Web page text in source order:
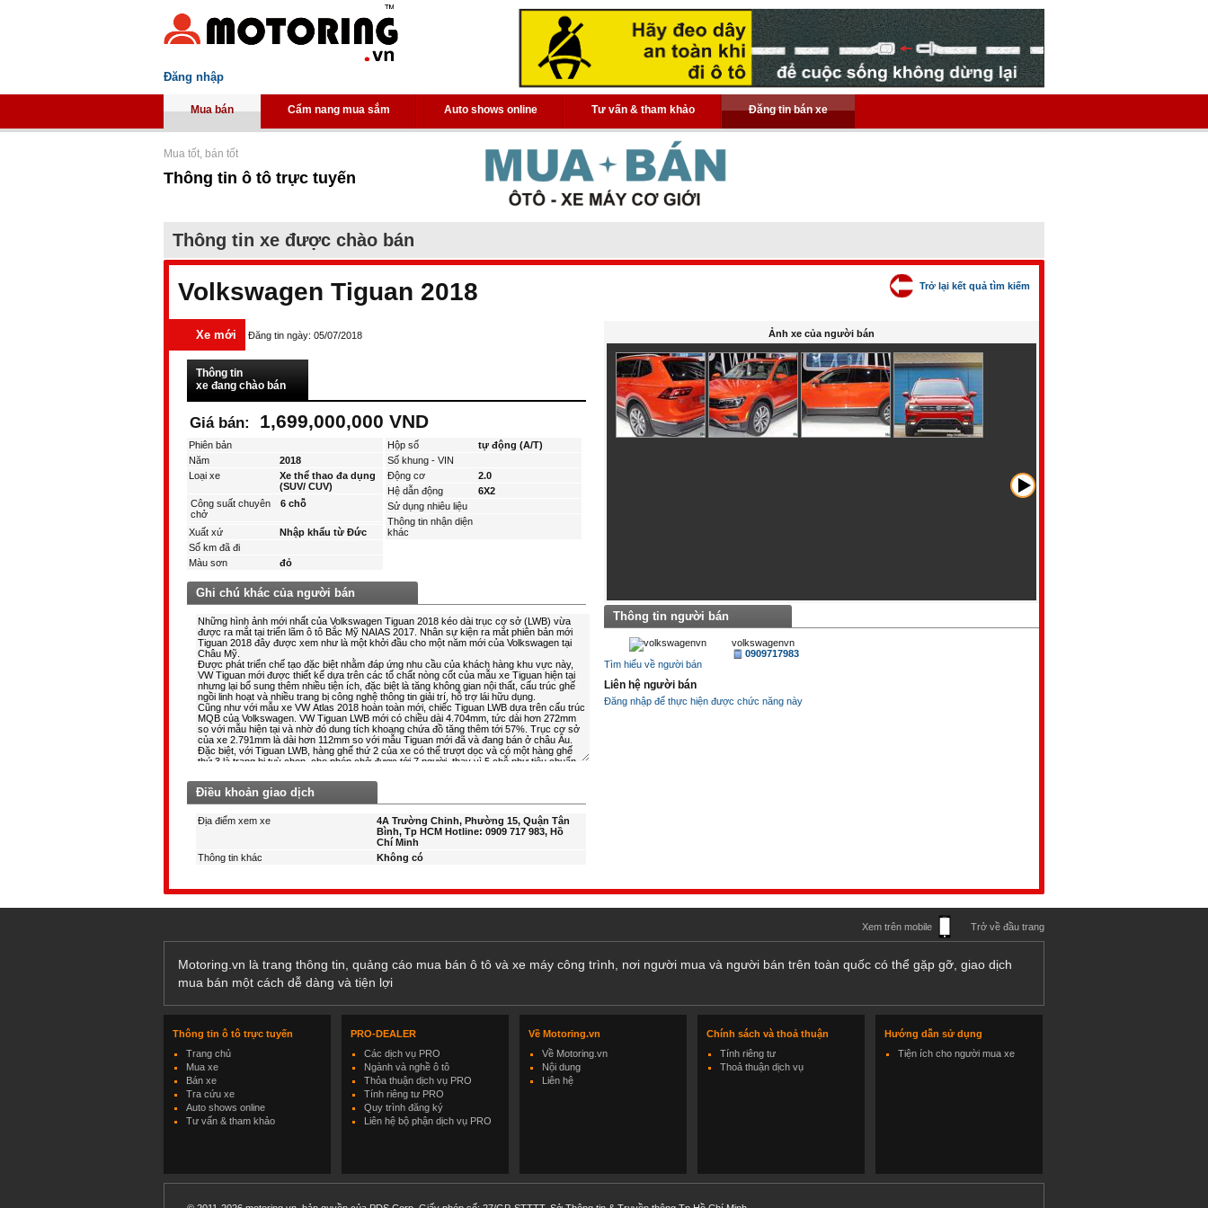
Đăng nhập
Mua bán Cẩm nang mua sắm Auto shows online Tư vấn & tham khảo Đăng tin bán xe
Mua tốt, bán tốt
Thông tin ô tô trực tuyến
Thông tin xe được chào bán
Volkswagen Tiguan 2018
Xe mới Đăng tin ngày: 05/07/2018
Thông tin
xe đang chào bán
Giá bán: 1,699,000,000 VND
Phiên bản
Năm
2018
Loại xe
Xe thể thao đa dụng
(SUV/ CUV)
Công suất chuyên
chở
6 chỗ
Xuất xứ
Nhập khẩu từ Đức
Số km đã đi
Màu sơn
đỏ
Hộp số
tự động (A/T)
Số khung - VIN
Động cơ
2.0
Hệ dẫn động
6X2
Sử dụng nhiêu liệu
Thông tin nhận diện
khác
Ghi chú khác của người bán
Điều khoản giao dịch
Địa điểm xem xe
4A Trường Chinh, Phường 15, Quận Tân
Bình, Tp HCM Hotline: 0909 717 983, Hồ
Chí Minh
Thông tin khác
Không có
Trở lại kết quả tìm kiếm
Ảnh xe của người bán
Thông tin người bán
volkswagenvn
0909717983
Tìm hiểu về người bán
Liên hệ người bán
Đăng nhập để thực hiện được chức năng này
Xem trên mobile Trở về đầu trang
Motoring.vn là trang thông tin, quảng cáo mua bán ô tô và xe máy công trình, nơi người mua và người bán trên toàn quốc có thể gặp gỡ, giao dịch
mua bán một cách dễ dàng và tiện lợi
Thông tin ô tô trực tuyến
Trang chủ
Mua xe
Bán xe
Tra cứu xe
Auto shows online
Tư vấn & tham khảo
PRO-DEALER
Các dịch vụ PRO
Ngành và nghề ô tô
Thỏa thuận dịch vụ PRO
Tính riêng tư PRO
Quy trình đăng ký
Liên hệ bộ phận dịch vụ PRO
Về Motoring.vn
Về Motoring.vn
Nội dung
Liên hệ
Chính sách và thoả thuận
Tính riêng tư
Thoả thuận dịch vụ
Hướng dẫn sử dụng
Tiện ích cho người mua xe